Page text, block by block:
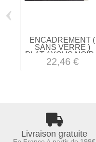
ENCADREMENT (
SANS VERRE )
PLAT AYOUS NOIR...
22,46 €
‹
Livraison gratuite